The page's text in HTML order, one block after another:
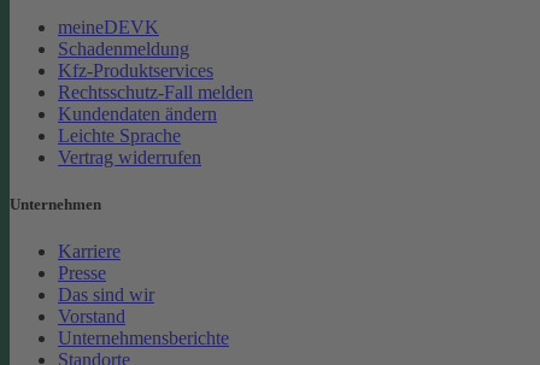
meineDEVK
Schadenmeldung
Kfz-Produktservices
Rechtsschutz-Fall melden
Kundendaten ändern
Leichte Sprache
Vertrag widerrufen
Unternehmen
Karriere
Presse
Das sind wir
Vorstand
Unternehmensberichte
Standorte